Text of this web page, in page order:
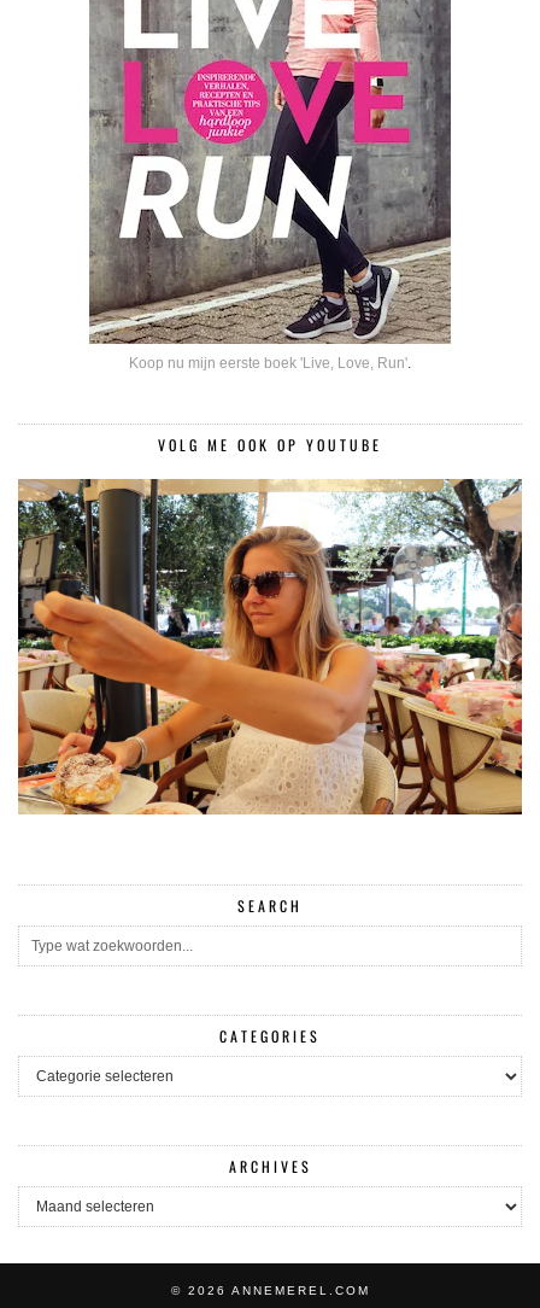
Koop nu mijn eerste boek 'Live, Love, Run'
VOLG ME OOK OP YOUTUBE
SEARCH
CATEGORIES
CATEGORIES
ARCHIVES
ARCHIVES
© 2026 ANNEMEREL.COM